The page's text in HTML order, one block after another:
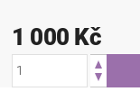
1 000 Kč